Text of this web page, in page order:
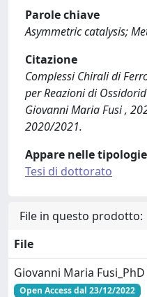
Parole chiave
Asymmetric catalysis;
Citazione
Complessi Chirali di
per Reazioni di
Giovanni Maria Fusi ,
2020/2021.
Appare nelle
Tesi di dottorato
File in questo prodotto:
File
Giovanni Maria
Open Access dal 23/12/2022